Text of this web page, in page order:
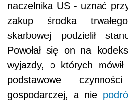
naczelnika US - uznać
zakup środka
skarbowej podzielił
Powołał się on na
wyjazdy, o których mówił
podstawowe
gospodarczej, a nie